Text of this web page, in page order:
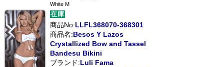
White M
商品No:LLFL368070-368301
商品名:Besos Y Lazos
Crystallized Bow and Tassel
Bandesu Bikini
ブランド:Luli Fama